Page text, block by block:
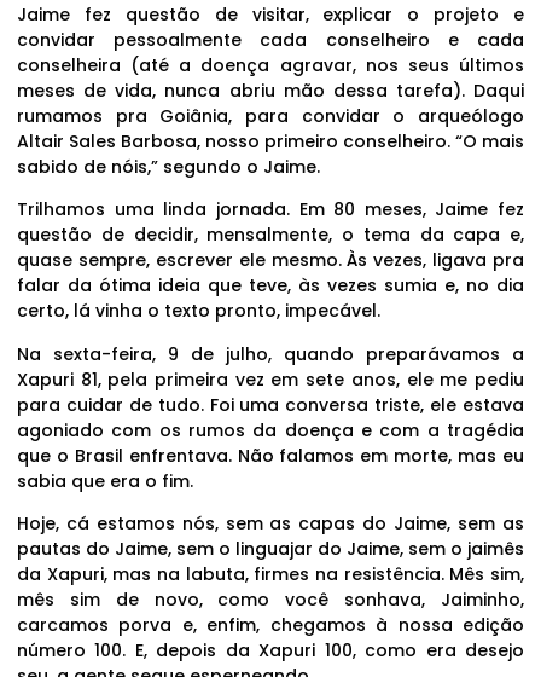
Jaime fez questão de visitar, explicar o projeto e
convidar pessoalmente cada conselheiro e cada
conselheira (até a doença agravar, nos seus últimos
meses de vida, nunca abriu mão dessa tarefa). Daqui
rumamos pra Goiânia, para convidar o arqueólogo
Altair Sales Barbosa, nosso primeiro conselheiro. “O mais
sabido de nóis,” segundo o Jaime.
Trilhamos uma linda jornada. Em 80 meses, Jaime fez
questão de decidir, mensalmente, o tema da capa e,
quase sempre, escrever ele mesmo. Às vezes, ligava pra
falar da ótima ideia que teve, às vezes sumia e, no dia
certo, lá vinha o texto pronto, impecável.
Na sexta-feira, 9 de julho, quando preparávamos a
Xapuri 81, pela primeira vez em sete anos, ele me pediu
para cuidar de tudo. Foi uma conversa triste, ele estava
agoniado com os rumos da doença e com a tragédia
que o Brasil enfrentava. Não falamos em morte, mas eu
sabia que era o fim.
Hoje, cá estamos nós, sem as capas do Jaime, sem as
pautas do Jaime, sem o linguajar do Jaime, sem o jaimês
da Xapuri, mas na labuta, firmes na resistência. Mês sim,
mês sim de novo, como você sonhava, Jaiminho,
carcamos porva e, enfim, chegamos à nossa edição
número 100. E, depois da Xapuri 100, como era desejo